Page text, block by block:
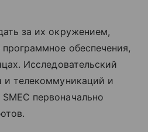
за их окружением,
программное обеспечения,
Исследовательский
и телекоммуникаций и
первоначально